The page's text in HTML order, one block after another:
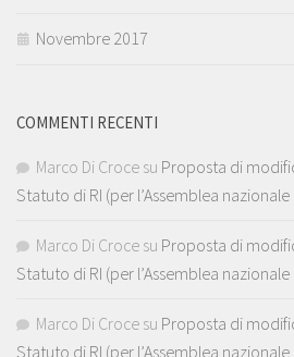
Novembre 2017
COMMENTI RECENTI
Marco Di Croce su Proposta di
Statuto di RI (per l’Assemblea
Marco Di Croce su Proposta di
Statuto di RI (per l’Assemblea
Marco Di Croce su Proposta di
Statuto di RI (per l’Assemblea